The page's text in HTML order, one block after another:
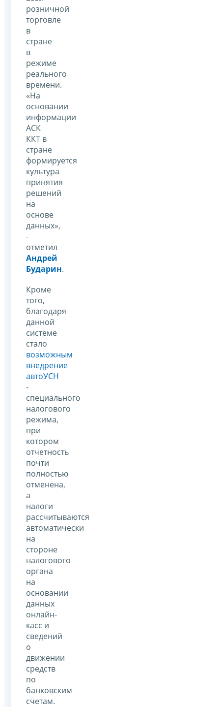
розничной
торговле
в
стране
в
режиме
реального
времени.
«На
основании
информации
АСК
ККТ в
стране
формируется
культура
принятия
решений
на
основе
данных»,
-
отметил
Андрей
Бударин.
Кроме
того,
благодаря
данной
системе
стало
возможным
внедрение
автоУСН
-
специального
налогового
режима,
при
котором
отчетность
почти
полностью
отменена,
а
налоги
рассчитываются
автоматически
на
стороне
налогового
органа
на
основании
данных
онлайн-
касс и
сведений
о
движении
средств
по
банковским
счетам.